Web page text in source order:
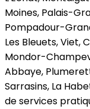
Moines, Palais-
Pompadour-
Les Bleuets, Viet,
Mondor-
Abbaye,
Sarrasins, La
de services